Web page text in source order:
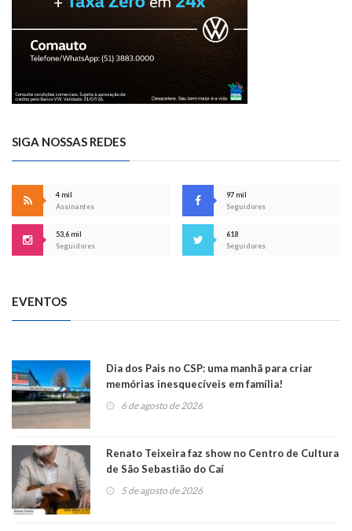
SIGA NOSSAS REDES
4 mil
Assinantes
97 mil
Seguidores
53,6 mil
Seguidores
618
Seguidores
EVENTOS
Dia dos Pais no CSP: uma manhã para criar
memórias inesquecíveis em família!
6 de agosto de 2026
Renato Teixeira faz show no Centro de Cultura
de São Sebastião do Caí
5 de agosto de 2026